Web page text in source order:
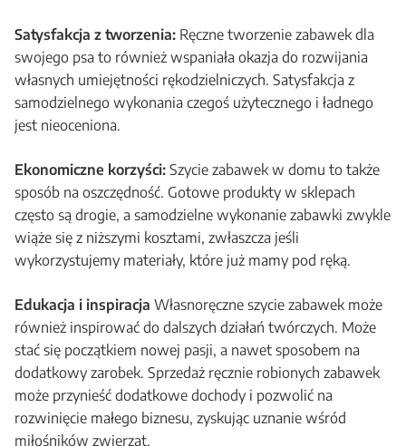
Satysfakcja z tworzenia: Ręczne tworzenie zabawek dla
swojego psa to również wspaniała okazja do rozwijania
własnych umiejętności rękodzielniczych. Satysfakcja z
samodzielnego wykonania czegoś użytecznego i ładnego
jest nieoceniona.
Ekonomiczne korzyści: Szycie zabawek w domu to także
sposób na oszczędność. Gotowe produkty w sklepach
często są drogie, a samodzielne wykonanie zabawki zwykle
wiąże się z niższymi kosztami, zwłaszcza jeśli
wykorzystujemy materiały, które już mamy pod ręką.
Edukacja i inspiracja Własnoręczne szycie zabawek może
również inspirować do dalszych działań twórczych. Może
stać się początkiem nowej pasji, a nawet sposobem na
dodatkowy zarobek. Sprzedaż ręcznie robionych zabawek
może przynieść dodatkowe dochody i pozwolić na
rozwinięcie małego biznesu, zyskując uznanie wśród
miłośników zwierząt.